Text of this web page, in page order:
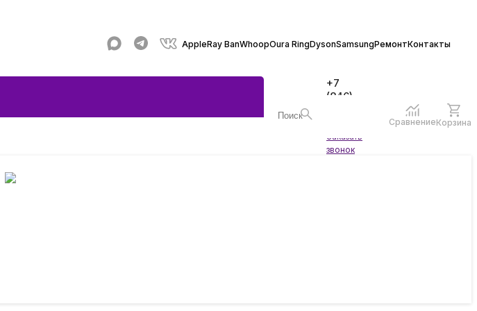
AppleRay BanWhoopOura RingDysonSamsungРемонтКонтакты
+7
(846)
Заказать
звонок
СравнениеКорзина